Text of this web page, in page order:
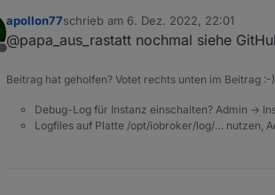
Offline
apollon77schrieb am 6. Dez. 2022, 22:01
zuletzt editiert von
@papa_aus_rastatt nochmal siehe
Beitrag hat geholfen? Votet rechts unten im Beitrag
Debug-Log für Instanz einschalten? Admin ->
Logfiles auf Platte /opt/iobroker/log/… nutzen,